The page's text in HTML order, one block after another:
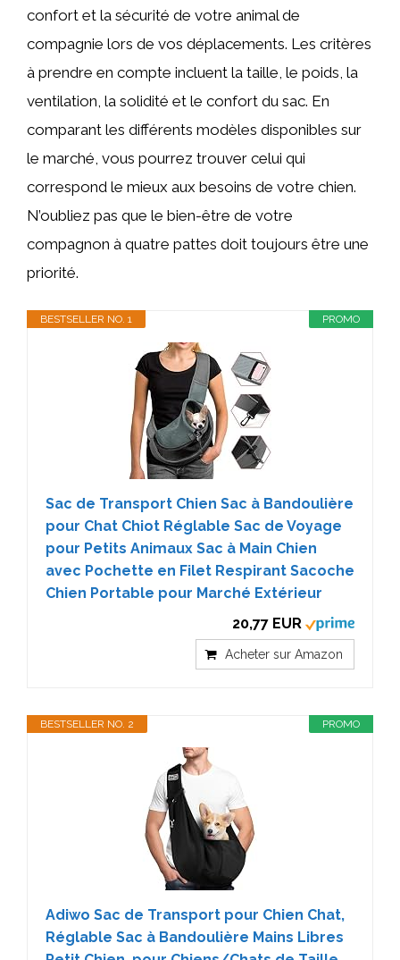
confort et la sécurité de votre animal de
compagnie lors de vos déplacements. Les critères
à prendre en compte incluent la taille, le poids, la
ventilation, la solidité et le confort du sac. En
comparant les différents modèles disponibles sur
le marché, vous pourrez trouver celui qui
correspond le mieux aux besoins de votre chien.
N’oubliez pas que le bien-être de votre
compagnon à quatre pattes doit toujours être une
priorité.
PROMO
BESTSELLER NO. 1
Sac de Transport Chien Sac à Bandoulière
pour Chat Chiot Réglable Sac de Voyage
pour Petits Animaux Sac à Main Chien
avec Pochette en Filet Respirant Sacoche
Chien Portable pour Marché Extérieur
20,77 EUR
Acheter sur Amazon
PROMO
BESTSELLER NO. 2
Adiwo Sac de Transport pour Chien Chat,
Réglable Sac à Bandoulière Mains Libres